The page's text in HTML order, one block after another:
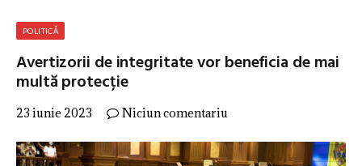
POLITICĂ
Avertizorii de integritate vor beneficia de mai
multă protecție
23 iunie 2023 Niciun comentariu